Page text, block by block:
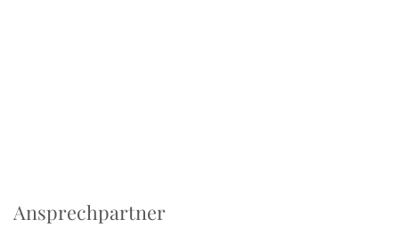
Ansprechpartner